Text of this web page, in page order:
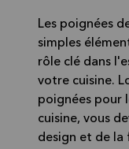
Les poignées
simples
rôle clé dans
votre cuisine.
poignées pour
cuisine, vous
design et de la